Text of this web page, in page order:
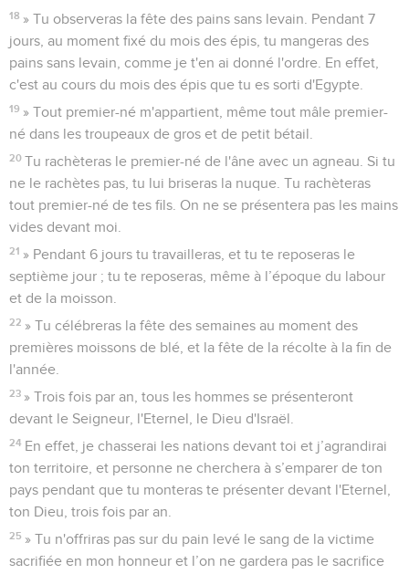
18 » Tu observeras la fête des pains sans levain. Pendant 7
jours, au moment fixé du mois des épis, tu mangeras des
pains sans levain, comme je t'en ai donné l'ordre. En effet,
c'est au cours du mois des épis que tu es sorti d'Egypte.
19 » Tout premier-né m'appartient, même tout mâle premier-
né dans les troupeaux de gros et de petit bétail.
20 Tu rachèteras le premier-né de l'âne avec un agneau. Si tu
ne le rachètes pas, tu lui briseras la nuque. Tu rachèteras
tout premier-né de tes fils. On ne se présentera pas les mains
vides devant moi.
21 » Pendant 6 jours tu travailleras, et tu te reposeras le
septième jour ; tu te reposeras, même à l’époque du labour
et de la moisson.
22 » Tu célébreras la fête des semaines au moment des
premières moissons de blé, et la fête de la récolte à la fin de
l'année.
23 » Trois fois par an, tous les hommes se présenteront
devant le Seigneur, l'Eternel, le Dieu d'Israël.
24 En effet, je chasserai les nations devant toi et j’agrandirai
ton territoire, et personne ne cherchera à s’emparer de ton
pays pendant que tu monteras te présenter devant l'Eternel,
ton Dieu, trois fois par an.
25 » Tu n'offriras pas sur du pain levé le sang de la victime
sacrifiée en mon honneur et l’on ne gardera pas le sacrifice